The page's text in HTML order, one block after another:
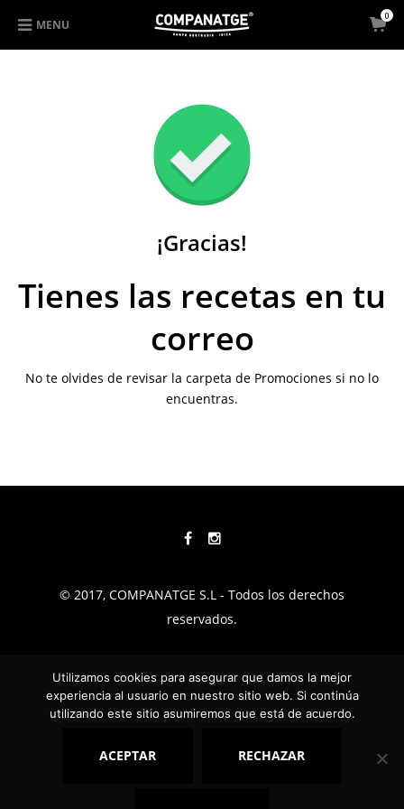
MENU
0
¡Gracias!
Tienes las recetas en tu
correo
No te olvides de revisar la carpeta de Promociones si no lo
encuentras.
© 2017, COMPANATGE S.L - Todos los derechos
reservados.
TÉRMINOS Y CONDICIONES
POLÍTICA DE PRIVACIDAD
Utilizamos cookies para asegurar que damos la mejor
experiencia al usuario en nuestro sitio web. Si continúa
utilizando este sitio asumiremos que está de acuerdo.
ACEPTAR RECHAZAR